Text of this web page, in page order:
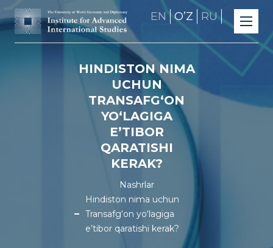
EN OʼZ RU
HINDISTON NIMA
UCHUN
TRANSAFG‘ON
YO‘LAGIGA
E’TIBOR
QARATISHI
KERAK?
Nashrlar
Hindiston nima uchun
Transafg‘on yo‘lagiga
e’tibor qaratishi kerak?